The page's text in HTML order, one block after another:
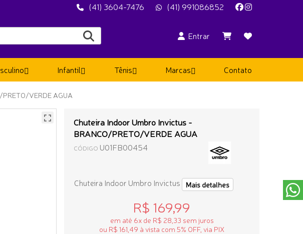
(41) 3604-7476 (41) 991086852
Entrar
Infantil Tênis Marcas Contato
PRETO/VERDE AGUA
Chuteira Indoor Umbro Invictus -
BRANCO/PRETO/VERDE AGUA
CÓDIGO U01FB00454
Chuteira Indoor Umbro Invictus Mais detalhes
R$ 169,99
em até 6x de R$ 28,33 sem juros
ou R$ 161,49 à vista com 5% OFF, via PIX